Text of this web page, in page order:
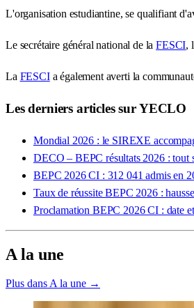
L'organisation estudiantine, se qualifiant
Le secrétaire général national de laFESCI,
La FESCIa également averti la
Les derniers articles sur YECLO
Mondial 2026 : le SIREXE
DECO – BEPC résultats 2026 : tout
BEPC 2026 CI : 312 041 admis en
Taux de réussite BEPC 2026 :
Proclamation BEPC 2026 CI : date
A la une
Plus dans A la une →